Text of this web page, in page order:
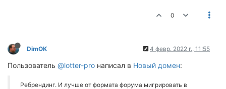
0
DimOK 4 февр. 2022 г., 11:55
Пользователь @lotter-pro написал в Новый домен:
Ребрендинг. И лучше от формата форума мигрировать в